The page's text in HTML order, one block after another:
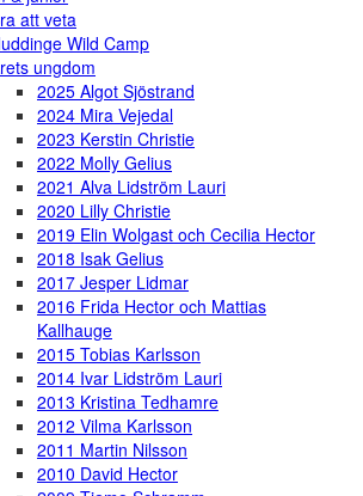
att veta
Wild Camp
ungdom
2025 Algot Sjöstrand
2024 Mira Vejedal
2023 Kerstin Christie
2022 Molly Gelius
2021 Alva Lidström Lauri
2020 Lilly Christie
2019 Elin Wolgast och Cecilia Hector
2018 Isak Gelius
2017 Jesper Lidmar
2016 Frida Hector och Mattias
Kallhauge
2015 Tobias Karlsson
2014 Ivar Lidström Lauri
2013 Kristina Tedhamre
2012 Vilma Karlsson
2011 Martin Nilsson
2010 David Hector